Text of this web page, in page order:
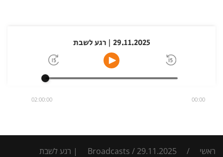
29.11.2025 | רגע לשבת
00:00
02:00:00
ראשי /
Broadcasts / 29.11.2025 | רגע לשבת